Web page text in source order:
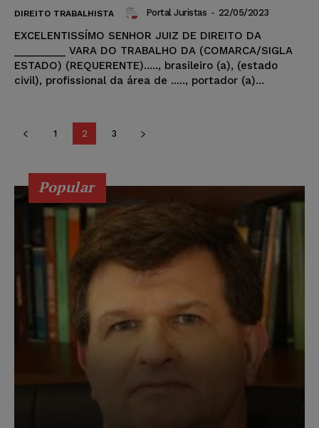
DIREITO TRABALHISTA Portal Juristas - 22/05/2023
EXCELENTISSÍMO SENHOR JUIZ DE DIREITO DA
_________ VARA DO TRABALHO DA (COMARCA/SIGLA
ESTADO) (REQUERENTE)....., brasileiro (a), (estado
civil), profissional da área de ....., portador (a)...
1 2 3
Popular